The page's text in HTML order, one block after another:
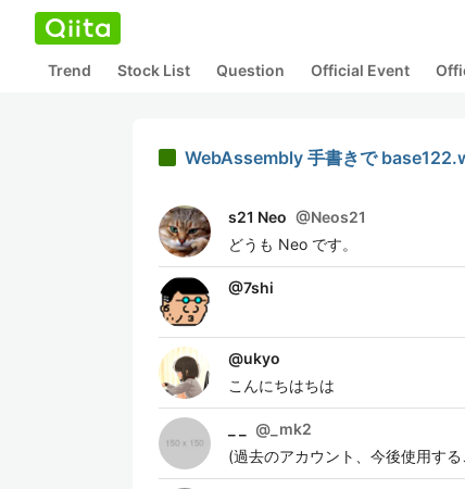
Trend Stock List Question Official Event
WebAssembly 手書きで
s21 Neo @Neos21
どうも Neo です。
@7shi
@ukyo
こんにちはちは
@ _mk2
(過去のアカウント、今後使用す